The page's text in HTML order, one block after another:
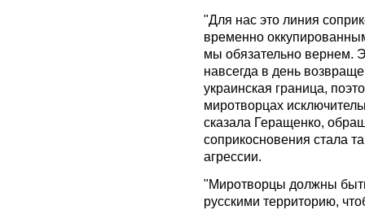
"Для нас это линия
временно
мы обязательно вернем.
навсегда в день
украинская граница,
миротворцах
сказала Геращенко,
соприкосновения стала
агрессии.
"Миротворцы должны
русскими территорию,